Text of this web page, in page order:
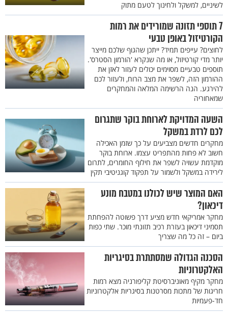
לשיניים, למשקל ולחינוך לטעם מתוק
7 תוספי תזונה שמורידים את רמות
הקורטיזול באופן טבעי
לחוצים? עייפים תמיד? ייתכן שהגוף שלכם מייצר
יותר מדי קורטיזול, או מה שנקרא 'הורמון הסטרס'.
תוספים טבעיים מסוימים יכולים לעזור לאזן את
ההורמון הזה, לשפר את מצב הרוח, ולעזור לכם
להירגע. הנה הרשימה המלאה והמחקרים
שמאחוריה
השעה המדויקת לארוחת בוקר שתגרום
לכם לרדת במשקל
מחקרים חדשים מצביעים על כך שזמן האכילה
חשוב לא פחות מהתפריט עצמו. ארוחת בוקר
מוקדמת עשויה לשפר את חילוף החומרים, לתרום
לירידה במשקל ולשמור על תפקוד קוגניטיבי תקין
האם המוצר שיש לכולנו במטבח מונע
דיכאון?
מחקר אמריקאי חדש מציע דרך פשוטה להפחתת
תסמיני דיכאון בעזרת רכיב תזונתי מוכר. שתי כפות
ביום – זה כל מה שצריך
הסכנה הגדולה שמסתתרת בסיגריות
האלקטרוניות
מחקר מקיף מאוניברסיטת קליפורניה מצא רמות
חריגות של מתכות מסרטנות בסיגריות אלקטרוניות
חד-פעמיות